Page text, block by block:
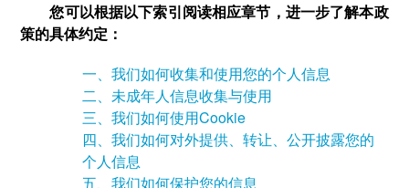
您可以根据以下索引阅读相应章节，进一步了解本政
策的具体约定：
一、我们如何收集和使用您的个人信息
二、未成年人信息收集与使用
三、我们如何使用Cookie
四、我们如何对外提供、转让、公开披露您的
个人信息
五、我们如何保护您的信息